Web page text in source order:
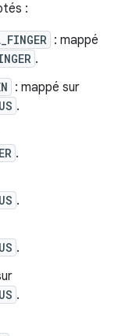
:
: mappé
.
: mappé sur
.
.
.
.
.